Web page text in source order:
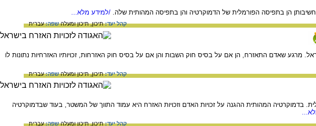
הן בתפיסה הפורמלית של הדמוקרטיה והן בתפיסה המהותית שלה. /למידע מלא...
קהל יעד:תיכון,תיכון ומעלהשפה:עברית
מרגע שאדם התאזרח, הן אם על בסיס חוק השבות והן אם על בסיס חוק האזרחות, זכויותיו האזרחיות נתונות לו
קהל יעד:תיכון,תיכון ומעלהשפה:עברית
בדמוקרטיה המהותית ההגנה על זכויות האדם וזכויות האזרח היא עמוד התווך של המשטר, בעוד שבדמוקרטיה
קהל יעד:תיכון,תיכון ומעלהשפה:עברית